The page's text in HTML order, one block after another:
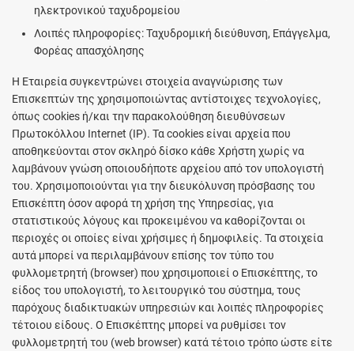
ηλεκτρονικού ταχυδρομείου
Λοιπές πληροφορίες: Ταχυδρομική διεύθυνση, Επάγγελμα,
Φορέας απασχόλησης
Η Εταιρεία συγκεντρώνει στοιχεία αναγνώρισης των
Επισκεπτών της χρησιμοποιώντας αντίστοιχες τεχνολογίες,
όπως cookies ή/και την παρακολούθηση διευθύνσεων
Πρωτοκόλλου Internet (IP). Τα cookies είναι αρχεία που
αποθηκεύονται στον σκληρό δίσκο κάθε Χρήστη χωρίς να
λαμβάνουν γνώση οποιουδήποτε αρχείου από τον υπολογιστή
του. Χρησιμοποιούνται για την διευκόλυνση πρόσβασης του
Επισκέπτη όσον αφορά τη χρήση της Υπηρεσίας, για
στατιστικούς λόγους και προκειμένου να καθορίζονται οι
περιοχές οι οποίες είναι χρήσιμες ή δημοφιλείς. Τα στοιχεία
αυτά μπορεί να περιλαμβάνουν επίσης τον τύπο του
φυλλομετρητή (browser) που χρησιμοποιεί ο Επισκέπτης, το
είδος του υπολογιστή, το λειτουργικό του σύστημα, τους
παρόχους διαδικτυακών υπηρεσιών και λοιπές πληροφορίες
τέτοιου είδους. Ο Επισκέπτης μπορεί να ρυθμίσει τον
φυλλομετρητή του (web browser) κατά τέτοιο τρόπο ώστε είτε